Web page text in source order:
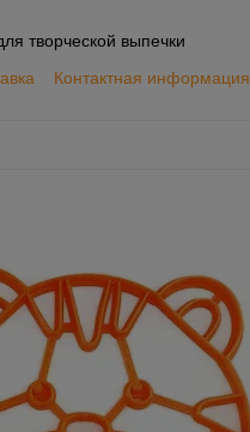
творческой выпечки
Контактная информация